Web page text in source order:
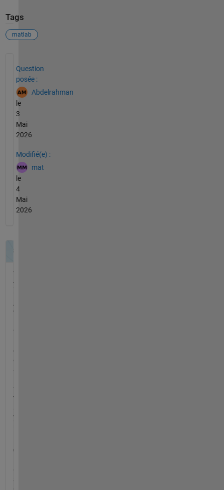
Tags
matlab
Question
posée :
Abdelrahman
le
3
Mai
2026
Modifié(e) :
mat
le
4
Mai
2026